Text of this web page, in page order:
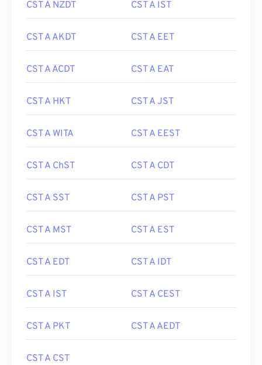
CST A NZDT CST A IST
CST A AKDT CST A EET
CST A ACDT CST A EAT
CST A HKT CST A JST
CST A WITA CST A EEST
CST A ChST CST A CDT
CST A SST CST A PST
CST A MST CST A EST
CST A EDT CST A IDT
CST A IST CST A CEST
CST A PKT CST A AEDT
CST A CST